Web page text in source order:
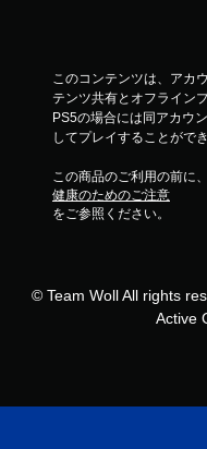
このコンテンツは、アカ
テンツ共有とオフライン
PS5の場合には同アカウ
してプレイすることができ
この商品のご利用の前に
健康のためのご注意
をご参照ください。
© Team Woll All rights
Active